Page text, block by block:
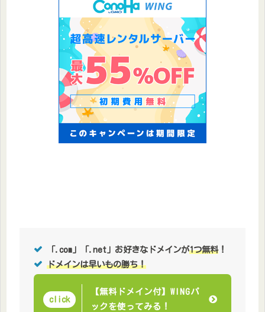
「.com」「.net」お好きなドメインが1つ無料！
ドメインは早いもの勝ち！
click
【無料ドメイン付】WINGパ
ックを使ってみる！